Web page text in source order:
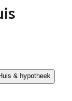
& hypotheek